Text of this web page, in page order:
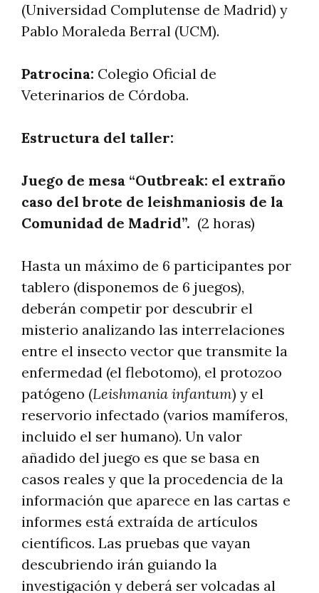
(Universidad Complutense de Madrid) y
Pablo Moraleda Berral (UCM).
Patrocina: Colegio Oficial de
Veterinarios de Córdoba.
Estructura del taller:
Juego de mesa “Outbreak: el extraño
caso del brote de leishmaniosis de la
Comunidad de Madrid”. (2 horas)
Hasta un máximo de 6 participantes por
tablero (disponemos de 6 juegos),
deberán competir por descubrir el
misterio analizando las interrelaciones
entre el insecto vector que transmite la
enfermedad (el flebotomo), el protozoo
patógeno (Leishmania infantum) y el
reservorio infectado (varios mamíferos,
incluido el ser humano). Un valor
añadido del juego es que se basa en
casos reales y que la procedencia de la
información que aparece en las cartas e
informes está extraída de artículos
científicos. Las pruebas que vayan
descubriendo irán guiando la
investigación y deberá ser volcadas al